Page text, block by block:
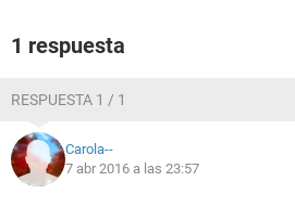
1 respuesta
RESPUESTA 1 / 1
Carola--
7 abr 2016 a las 23:57